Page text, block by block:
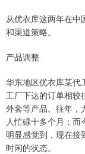
从优衣库这两年在
和渠道策略。
产品调整
华东地区优衣库某代
工厂下达的订单相较
外套等产品。往年，
人忙碌十多个月；
明显感觉到，现在接
时闲的状态。